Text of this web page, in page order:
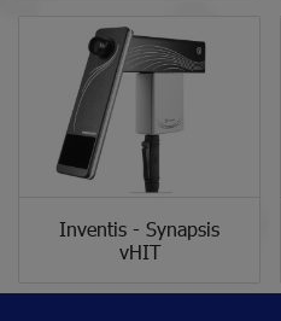
Inventis - Synapsis
vHIT